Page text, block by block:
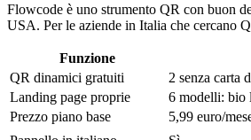
Flowcode è uno strumento QR con buon
USA. Per le aziende in Italia che cercano
Funzione
QR dinamici gratuiti
2 senza carta
Landing page proprie
6 modelli: bio
Prezzo piano base
5,99 euro/